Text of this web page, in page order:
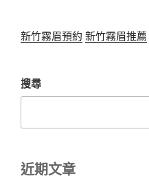
新竹霧眉預約 新竹霧眉推薦
搜尋
近期文章